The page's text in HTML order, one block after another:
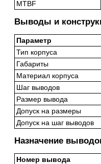
MTBF
Выводы и
Параметр
Тип корпуса
Габариты
Материал корпуса
Шаг выводов
Размер вывода
Допуск на размеры
Допуск на шаг выводов
Назначение
Номер вывода